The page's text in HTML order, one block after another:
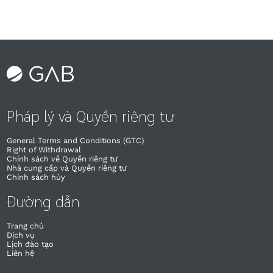
Pháp lý và Quyền riêng tư
General Terms and Conditions (GTC)
Right of Withdrawal​
Chính sách về Quyền riêng tư
Nhà cung cấp và Quyền riêng tư
Chính sách hủy
Đường dẫn
Trang chủ
Dịch vụ
Lịch đào tạo
Liên hệ